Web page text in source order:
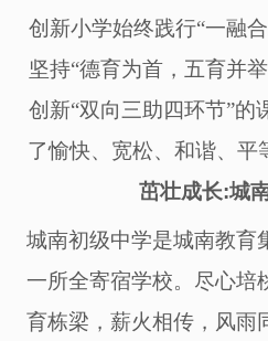
创新小学始终践行“一融
坚持“德育为首，五育并
创新“双向三助四环节”的
了愉快、宽松、和谐、平
茁壮成长:城
城南初级中学是城南教育
一所全寄宿学校。尽心培
育栋梁，薪火相传，风雨